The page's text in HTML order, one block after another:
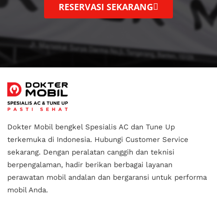
RESERVASI SEKARANG
Dokter Mobil bengkel Spesialis AC dan Tune Up
terkemuka di Indonesia. Hubungi Customer Service
sekarang. Dengan peralatan canggih dan teknisi
berpengalaman, hadir berikan berbagai layanan
perawatan mobil andalan dan bergaransi untuk performa
mobil Anda.